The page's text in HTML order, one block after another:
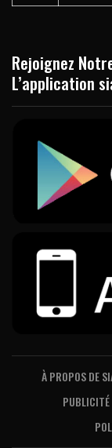
Rejoignez
L’application
À PROPOS DE
PUBLICITÉ